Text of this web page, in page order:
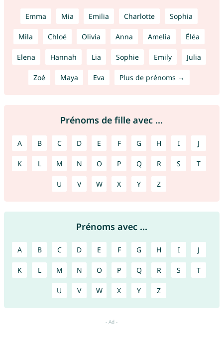
Emma Mia Emilia Charlotte Sophia
Mila Chloé Olivia Anna Amelia Éléa
Elena Hannah Lia Sophie Emily Julia
Zoé Maya Eva Plus de prénoms →
Prénoms de fille avec ...
A B C D E F G H I J
K L M N O P Q R S T
U V W X Y Z
Prénoms avec ...
A B C D E F G H I J
K L M N O P Q R S T
U V W X Y Z